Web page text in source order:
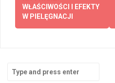
WŁAŚCIWOŚCI I EFEKTY
W PIELĘGNACJI
for: